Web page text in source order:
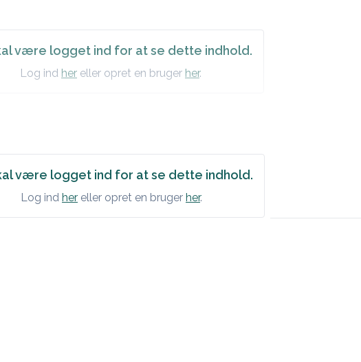
være logget ind for at se dette indhold.
Log ind her eller opret en bruger her.
være logget ind for at se dette indhold.
Log ind her eller opret en bruger her.